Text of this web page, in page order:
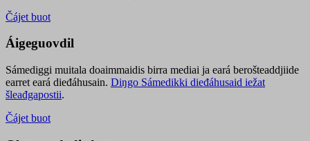
Čájet buot
Áigeguovdil
Sámediggi muitala doaimmaidis birra mediai ja eará berošteaddjiide
earret eará dieđáhusain. Diŋgo Sámedikki dieđáhusaid iežat
šleađgapostii.
Čájet buot